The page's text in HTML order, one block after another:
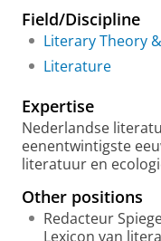
r
c
h
o
r
t
a
l
Field/Discipline
Literary Theory
Literature
Expertise
Nederlandse
eenentwintigste
literatuur en
Other positions
Redacteur
Lexicon van